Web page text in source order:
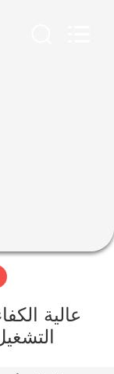
الواقع
معلومات
عالية